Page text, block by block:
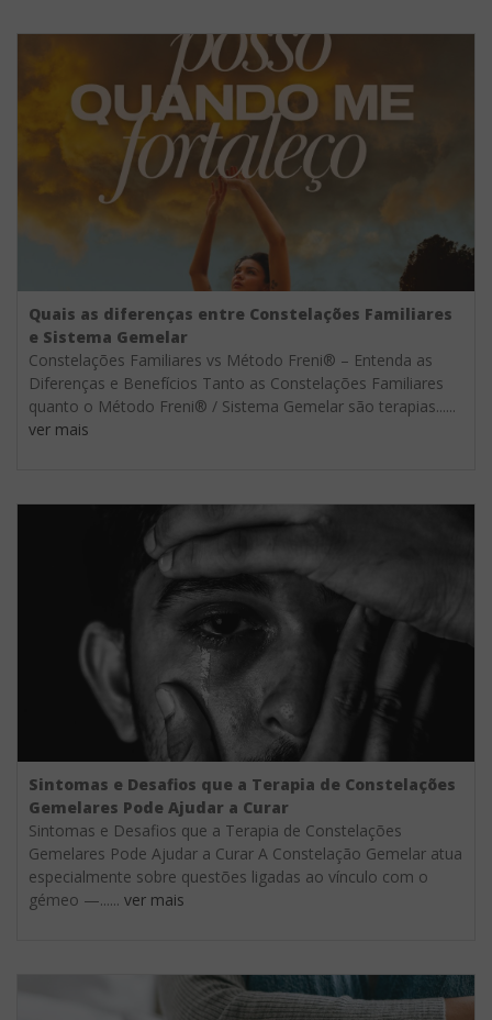
Quais as diferenças entre Constelações Familiares
e Sistema Gemelar
Constelações Familiares vs Método Freni® – Entenda as
Diferenças e Benefícios Tanto as Constelações Familiares
quanto o Método Freni® / Sistema Gemelar são terapias......
ver mais
Sintomas e Desafios que a Terapia de Constelações
Gemelares Pode Ajudar a Curar
Sintomas e Desafios que a Terapia de Constelações
Gemelares Pode Ajudar a Curar A Constelação Gemelar atua
especialmente sobre questões ligadas ao vínculo com o
gémeo —...... ver mais